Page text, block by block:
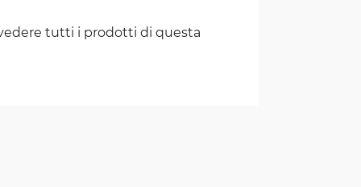
tutti i prodotti di questa